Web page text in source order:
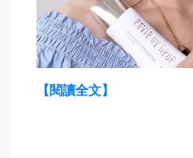
【閱讀全文】